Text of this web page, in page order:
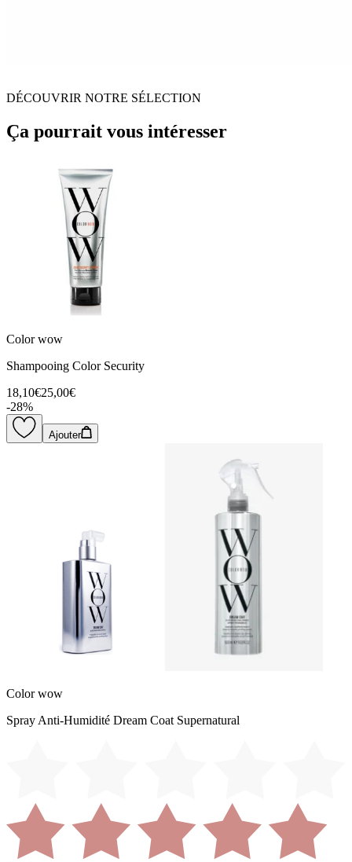
DÉCOUVRIR NOTRE SÉLECTION
Ça pourrait vous intéresser
Color wow
Shampooing Color Security
18,10€25,00€
-28%
Ajouter
Color wow
Spray Anti-Humidité Dream Coat Supernatural